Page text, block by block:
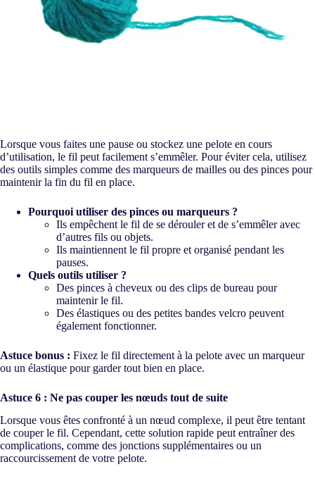
Lorsque vous faites une pause ou stockez une pelote en cours
d’utilisation, le fil peut facilement s’emmêler. Pour éviter cela, utilisez
des outils simples comme des marqueurs de mailles ou des pinces pour
maintenir la fin du fil en place.
Pourquoi utiliser des pinces ou marqueurs ?
Ils empêchent le fil de se dérouler et de s’emmêler avec
d’autres fils ou objets.
Ils maintiennent le fil propre et organisé pendant les
pauses.
Quels outils utiliser ?
Des pinces à cheveux ou des clips de bureau pour
maintenir le fil.
Des élastiques ou des petites bandes velcro peuvent
également fonctionner.
Astuce bonus : Fixez le fil directement à la pelote avec un marqueur
ou un élastique pour garder tout bien en place.
Astuce 6 : Ne pas couper les nœuds tout de suite
Lorsque vous êtes confronté à un nœud complexe, il peut être tentant
de couper le fil. Cependant, cette solution rapide peut entraîner des
complications, comme des jonctions supplémentaires ou un
raccourcissement de votre pelote.